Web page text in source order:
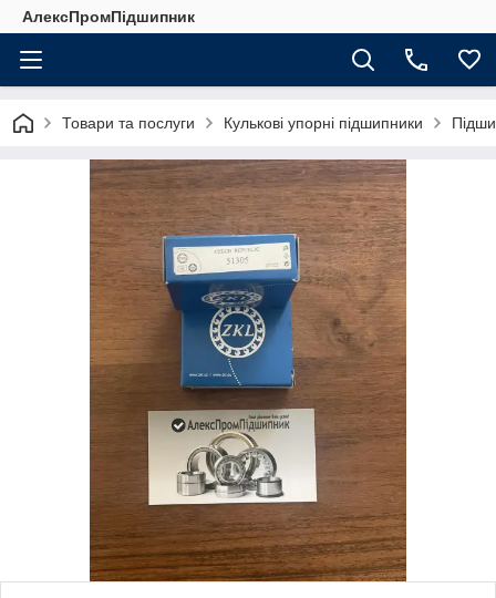
АлексПромПідшипник
Товари та послуги Кулькові упорні підшипники